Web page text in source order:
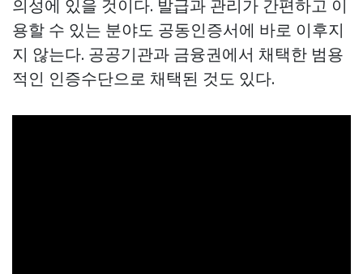
의성에 있을 것이다. 발급과 관리가 간편하고 이
용할 수 있는 분야도 공동인증서에 바로 이후지
지 않는다. 공공기관과 금융권에서 채택한 범용
적인 인증수단으로 채택된 것도 있다.